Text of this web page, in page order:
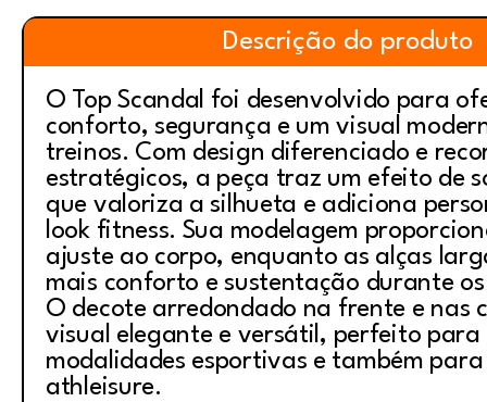
Descrição do produto
O Top Scandal foi desenvolvido para
conforto, segurança e um visual
treinos. Com design diferenciado e
estratégicos, a peça traz um efeito de
que valoriza a silhueta e adiciona
look fitness. Sua modelagem
ajuste ao corpo, enquanto as alças
mais conforto e sustentação durante
O decote arredondado na frente e nas
visual elegante e versátil, perfeito para
modalidades esportivas e também para